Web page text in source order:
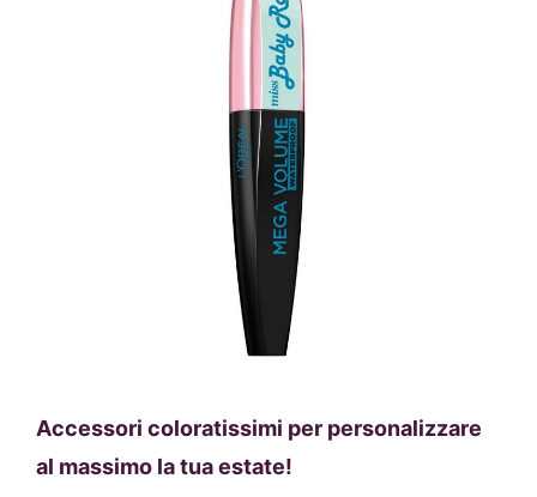
Accessori coloratissimi per personalizzare
al massimo la tua estate!